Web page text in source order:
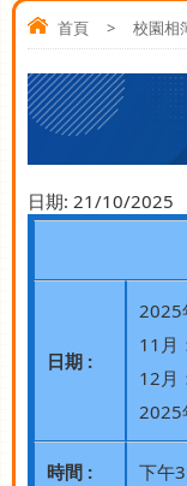
首頁 > 校園相
日期: 21/10/2025
日期 :
2025
11月
12月
2025
時間 : 下午